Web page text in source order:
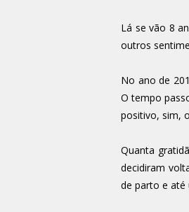
Lá se vão 8
outros
No ano de
O tempo
positivo, sim,
Quanta
decidiram
de parto e até